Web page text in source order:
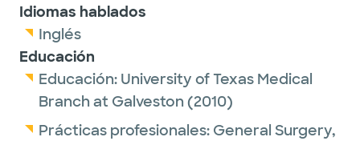
Idiomas hablados
Inglés
Educación
Educación: University of Texas Medical
Branch at Galveston (2010)
Prácticas profesionales: General Surgery,